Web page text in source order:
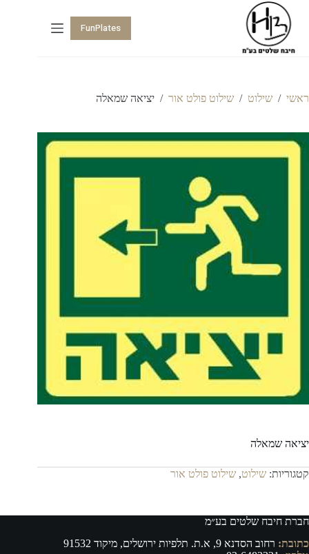
FunPlates
ראשי / שילוט / שילוט פולט אור / יציאה שמאלה
יציאה שמאלה
קטגוריות: שילוט, שילוט פולט אור
חברת חיבח שלטים בע״מ
כתובת: רחוב הסדנא 9, א.ת. תלפיות ירושלים, מיקוד 91532